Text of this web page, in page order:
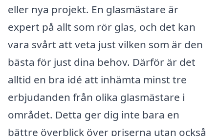
eller nya projekt. En glasmästare är
expert på allt som rör glas, och det kan
vara svårt att veta just vilken som är den
bästa för just dina behov. Därför är det
alltid en bra idé att inhämta minst tre
erbjudanden från olika glasmästare i
området. Detta ger dig inte bara en
bättre överblick över priserna utan också